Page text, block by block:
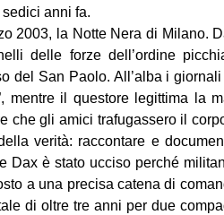
sedici anni fa.
2003, la Notte Nera di Milano.
delle forze dell’ordine
del San Paolo. All’alba i
mentre il questore legittima la
che gli amici trafugassero il
verità: raccontare e
Dax è stato ucciso perché
a una precisa catena di
di oltre tre anni per due